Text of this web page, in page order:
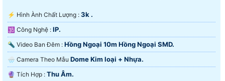
️⚡ Hình Ành Chất Lượng : 3k .
🕉️ Công Nghệ : IP.
🔦 Video Ban Đêm : Hồng Ngoại 10m Hồng Ngoại SMD.
🌧️ Camera Theo Mẫu Dome Kim loại + Nhựa.
️🔮 Tích Hợp : Thu Âm.